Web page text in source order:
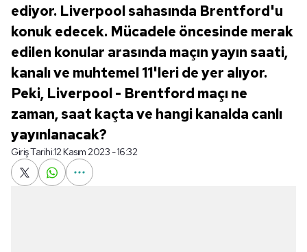
ediyor. Liverpool sahasında Brentford'u
konuk edecek. Mücadele öncesinde merak
edilen konular arasında maçın yayın saati,
kanalı ve muhtemel 11'leri de yer alıyor.
Peki, Liverpool - Brentford maçı ne
zaman, saat kaçta ve hangi kanalda canlı
yayınlanacak?
Giriş Tarihi:12 Kasım 2023 - 16:32